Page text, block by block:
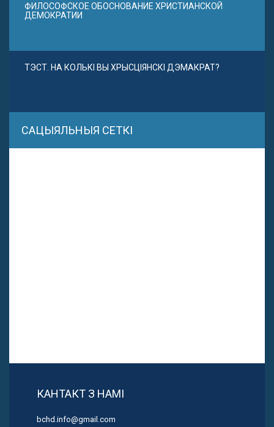
ФИЛОСОФСКОЕ ОБОСНОВАНИЕ ХРИСТИАНСКОЙ
ДЕМОКРАТИИ
ТЭСТ. НА КОЛЬКІ ВЫ ХРЫСЦІЯНСКІ ДЭМАКРАТ?
САЦЫЯЛЬНЫЯ СЕТКІ
КАНТАКТ З НАМІ
bchd.info@gmail.com